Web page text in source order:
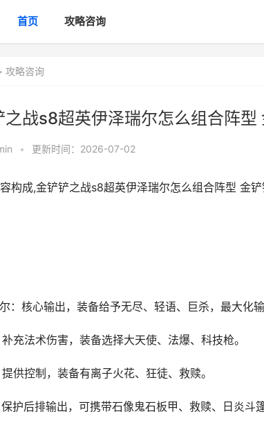
首页 攻略咨询
攻略咨询
之战s8超英伊泽瑞尔怎么组合阵型
• 更新时间：2026-07-02
构成,金铲铲之战s8超英伊泽瑞尔怎么组合阵型 金
：核心输出，装备给予无尽、轻语、巨杀，最大化输
充法术伤害，装备选择大天使、法爆、科技枪。
供控制，装备有离子火花、狂徒、救赎。
护后排输出，可携带石像鬼石板甲、救赎、日炎斗篷